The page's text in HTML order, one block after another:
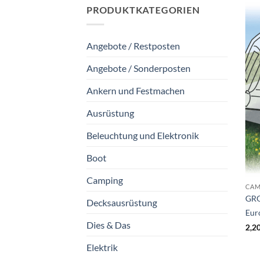
PRODUKTKATEGORIEN
Angebote / Restposten
Angebote / Sonderposten
Ankern und Festmachen
Ausrüstung
Beleuchtung und Elektronik
Boot
Camping
Decksausrüstung
Dies & Das
Elektrik